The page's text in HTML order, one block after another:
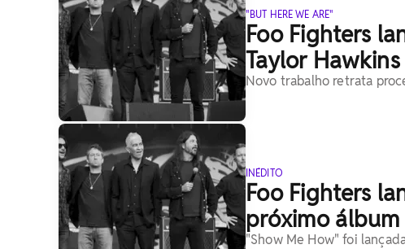
"BUT HERE WE ARE"
Foo Fighters
Taylor Hawkins
Novo trabalho retrata
INÉDITO
Foo Fighters
próximo álbum
"Show Me How" foi